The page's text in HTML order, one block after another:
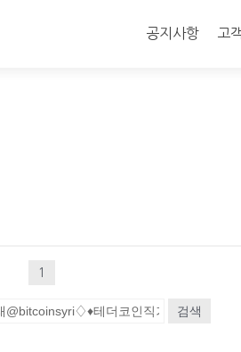
텐
공지사항 고
1
검색